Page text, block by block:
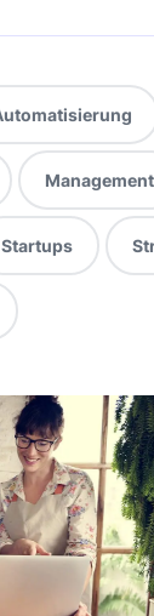
Management
Startups